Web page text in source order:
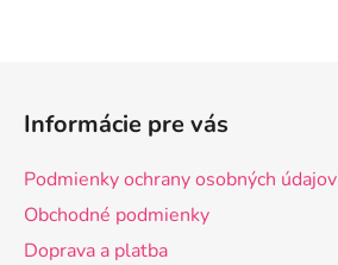
Informácie pre vás
Podmienky ochrany osobných údajov
Obchodné podmienky
Doprava a platba